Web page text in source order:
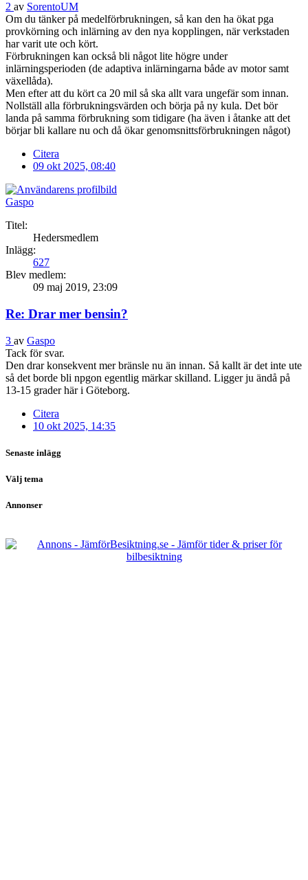
2 av SorentoUM
Om du tänker på medelförbrukningen, så kan den ha ökat pga
provkörning och inlärning av den nya kopplingen, när verkstaden
har varit ute och kört.
Förbrukningen kan också bli något lite högre under
inlärningsperioden (de adaptiva inlärningarna både av motor samt
växellåda).
Men efter att du kört ca 20 mil så ska allt vara ungefär som innan.
Nollställ alla förbrukningsvärden och börja på ny kula. Det bör
landa på samma förbrukning som tidigare (ha även i åtanke att det
börjar bli kallare nu och då ökar genomsnittsförbrukningen något)
Citera
09 okt 2025, 08:40
Gaspo
Titel:
Hedersmedlem
Inlägg:
627
Blev medlem:
09 maj 2019, 23:09
Re: Drar mer bensin?
3 av Gaspo
Tack för svar.
Den drar konsekvent mer bränsle nu än innan. Så kallt är det inte ute
så det borde bli npgon egentlig märkar skilland. Ligger ju ändå på
13-15 grader här i Göteborg.
Citera
10 okt 2025, 14:35
Senaste inlägg
Välj tema
Annonser